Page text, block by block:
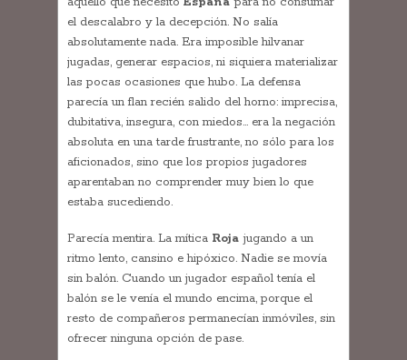
el descalabro y la decepción. No salía
absolutamente nada. Era imposible hilvanar
jugadas, generar espacios, ni siquiera materializar
las pocas ocasiones que hubo. La defensa
parecía un flan recién salido del horno: imprecisa,
dubitativa, insegura, con miedos… era la negación
absoluta en una tarde frustrante, no sólo para los
aficionados, sino que los propios jugadores
aparentaban no comprender muy bien lo que
estaba sucediendo.
Parecía mentira. La mítica Roja jugando a un
ritmo lento, cansino e hipóxico. Nadie se movía
sin balón. Cuando un jugador español tenía el
balón se le venía el mundo encima, porque el
resto de compañeros permanecían inmóviles, sin
ofrecer ninguna opción de pase.